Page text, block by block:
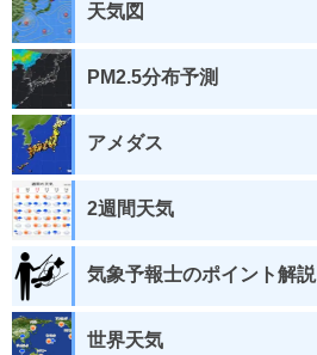
天気図
PM2.5分布予測
アメダス
2週間天気
気象予報士のポイント解説
世界天気